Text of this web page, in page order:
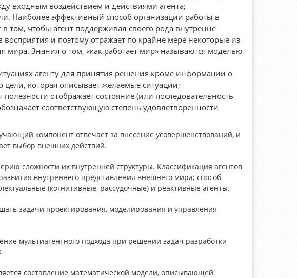
входным воздействием и действиями агента;
Наиболее эффективный способ организации работы в
том, чтобы агент поддерживал своего рода внутренне
восприятия и поэтому отражает по крайне мере некоторые из
мира. Знания о том, «как работает мир» называются моделью
агенту для принятия решения кроме информации о
которая описывает желаемые ситуации;
отображает состояние (или последовательность
соответствующую степень удовлетворенности
компонент отвечает за внесение усовершенствований, и
выбор внешних действий.
сложности их внутренней структуры. Классификация агентов
внутреннего представления внешнего мира; способ
(когнитивные, рассудочные) и реактивные агенты.
задачи проектирования, моделирования и управления
мультиагентного подхода при решении задач разработки
составление математической модели, описывающей